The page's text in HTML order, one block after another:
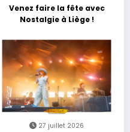
Venez faire la fête avec
Nostalgie à Liège !
27 juillet 2026